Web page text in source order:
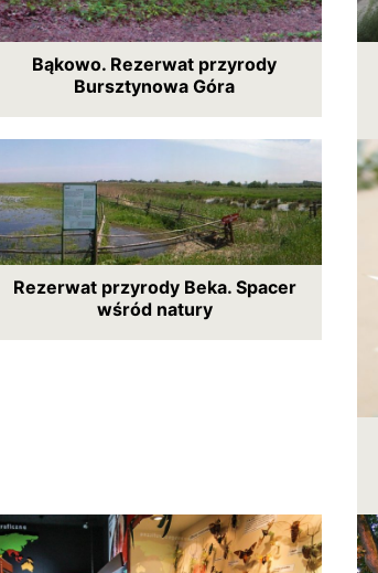
Bąkowo. Rezerwat przyrody
Bursztynowa Góra
Rezerwat przyrody Beka. Spacer
wśród natury